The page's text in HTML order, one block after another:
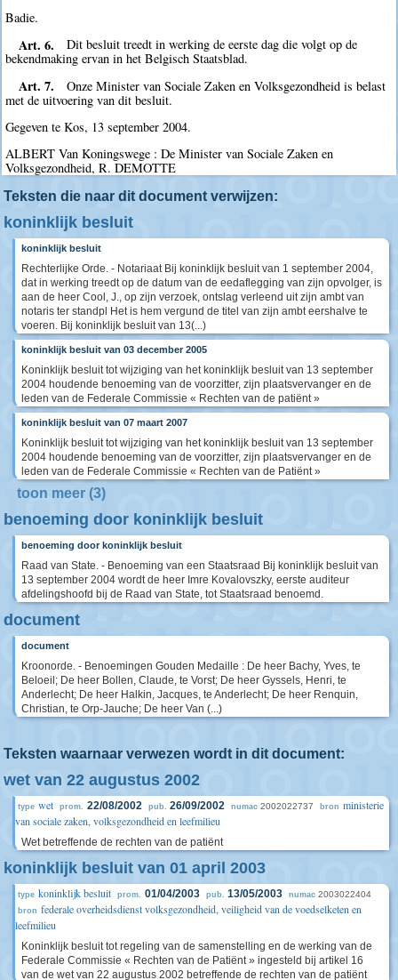
Badie.
Art. 6.
Dit besluit treedt in werking de eerste dag die volgt op de
bekendmaking ervan in het Belgisch Staatsblad.
Art. 7.
Onze Minister van Sociale Zaken en Volksgezondheid is belast
met de uitvoering van dit besluit.
Gegeven te Kos, 13 september 2004.
ALBERT Van Koningswege : De Minister van Sociale Zaken en
Volksgezondheid, R. DEMOTTE
Teksten die naar dit document verwijzen:
koninklijk besluit
koninklijk besluit
Rechterlijke Orde. - Notariaat Bij koninklijk besluit van 1 september 2004,
dat in werking treedt op de datum van de eedaflegging van zijn opvolger, is
aan de heer Cool, J., op zijn verzoek, ontslag verleend uit zijn ambt van
notaris ter standpl Het is hem vergund de titel van zijn ambt eershalve te
voeren. Bij koninklijk besluit van 13(...)
koninklijk besluit van 03 december 2005
Koninklijk besluit tot wijziging van het koninklijk besluit van 13 september
2004 houdende benoeming van de voorzitter, zijn plaatsvervanger en de
leden van de Federale Commissie « Rechten van de patiënt »
koninklijk besluit van 07 maart 2007
Koninklijk besluit tot wijziging van het koninklijk besluit van 13 september
2004 houdende benoeming van de voorzitter, zijn plaatsvervanger en de
leden van de Federale Commissie « Rechten van de Patiënt »
toon meer (3)
benoeming door koninklijk besluit
benoeming door koninklijk besluit
Raad van State. - Benoeming van een Staatsraad Bij koninklijk besluit van
13 september 2004 wordt de heer Imre Kovalovszky, eerste auditeur
afdelingshoofd bij de Raad van State, tot Staatsraad benoemd.
document
document
Kroonorde. - Benoemingen Gouden Medaille : De heer Bachy, Yves, te
Beloeil; De heer Bollen, Claude, te Vorst; De heer Gyssels, Henri, te
Anderlecht; De heer Halkin, Jacques, te Anderlecht; De heer Renquin,
Christian, te Orp-Jauche; De heer Van (...)
Teksten waarnaar verwezen wordt in dit document:
wet van 22 augustus 2002
type wet prom. 22/08/2002 pub. 26/09/2002 numac 2002022737 bron ministerie
van sociale zaken, volksgezondheid en leefmilieu
Wet betreffende de rechten van de patiënt
koninklijk besluit van 01 april 2003
type koninklijk besluit prom. 01/04/2003 pub. 13/05/2003 numac 2003022404
bron federale overheidsdienst volksgezondheid, veiligheid van de voedselketen en
leefmilieu
Koninklijk besluit tot regeling van de samenstelling en de werking van de
Federale Commissie « Rechten van de Patiënt » ingesteld bij artikel 16
van de wet van 22 augustus 2002 betreffende de rechten van de patiënt